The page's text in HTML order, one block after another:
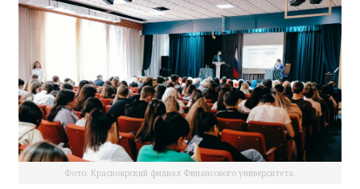
Фото: Красноярский филиал Финансового университета.